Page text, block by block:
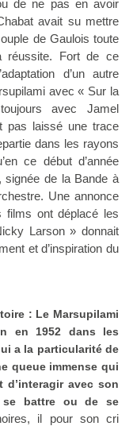
de ne pas en avoir
avait su mettre
de Gaulois toute
réussite. Fort de ce
d’un autre
avec « Sur la
avec Jamel
pas laissé une trace
dans les rayons
ce début d’année
signée de la Bande à
Une annonce
films ont déplacé les
Larson » donnait
et d’inspiration du
: Le Marsupilami
en 1952 dans les
a la particularité de
queue immense qui
avec son
se battre ou de se
il pour son cri